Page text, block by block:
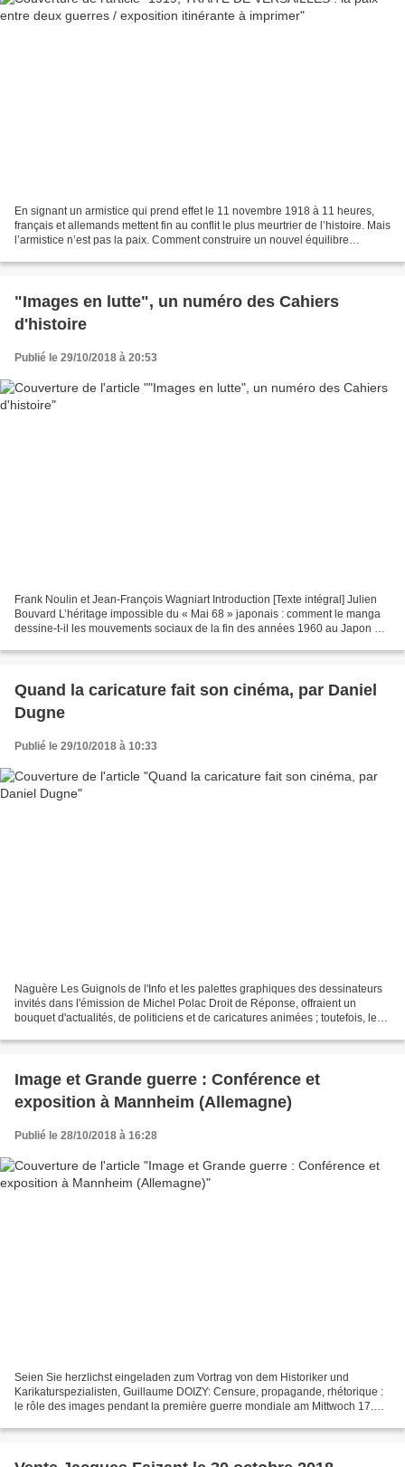
En signant un armistice qui prend effet le 11 novembre 1918 à 11 heures,
français et allemands mettent fin au conflit le plus meurtrier de l’histoire. Mais
l’armistice n’est pas la paix. Comment construire un nouvel équilibre
"Images en lutte", un numéro des Cahiers
d'histoire
Publié le 29/10/2018 à 20:53
Frank Noulin et Jean-François Wagniart Introduction [Texte intégral] Julien
Bouvard L’héritage impossible du « Mai 68 » japonais : comment le manga
dessine-t-il les mouvements sociaux de la fin des années 1960 au Japon ?
Quand la caricature fait son cinéma, par Daniel
Dugne
Publié le 29/10/2018 à 10:33
Naguère Les Guignols de l'Info et les palettes graphiques des dessinateurs
invités dans l'émission de Michel Polac Droit de Réponse, offraient un
bouquet d'actualités, de politiciens et de caricatures animées ; toutefois, les
Image et Grande guerre : Conférence et
exposition à Mannheim (Allemagne)
Publié le 28/10/2018 à 16:28
Seien Sie herzlichst eingeladen zum Vortrag von dem Historiker und
Karikaturspezialisten, Guillaume DOIZY: Censure, propagande, rhétorique :
le rôle des images pendant la première guerre mondiale am Mittwoch 17.